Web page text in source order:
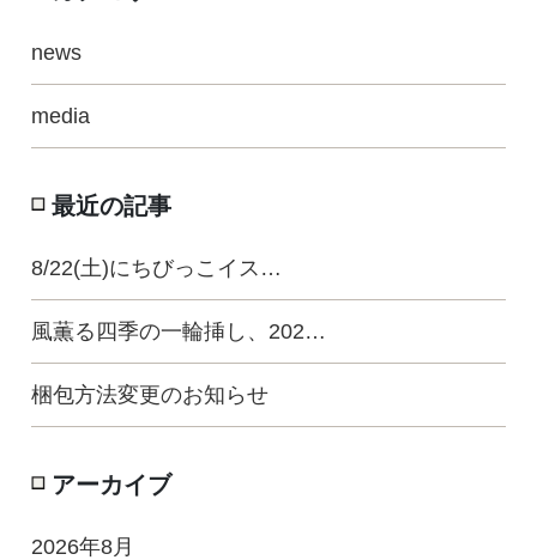
news
media
最近の記事
8/22(土)にちびっこイス…
風薫る四季の一輪挿し、202…
梱包方法変更のお知らせ
アーカイブ
2026年8月